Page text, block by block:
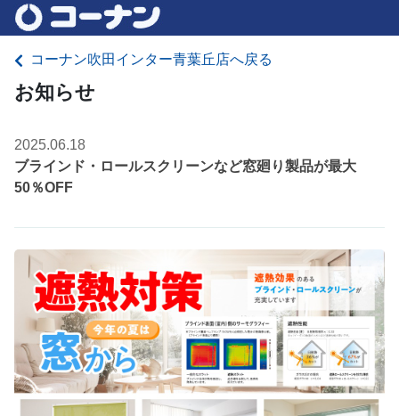
コーナン吹田インター青葉丘店へ戻る
お知らせ
2025.06.18
ブラインド・ロールスクリーンなど窓廻り製品が最大
50％OFF